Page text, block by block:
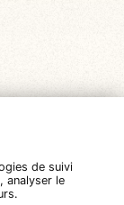
de suivi
analyser le